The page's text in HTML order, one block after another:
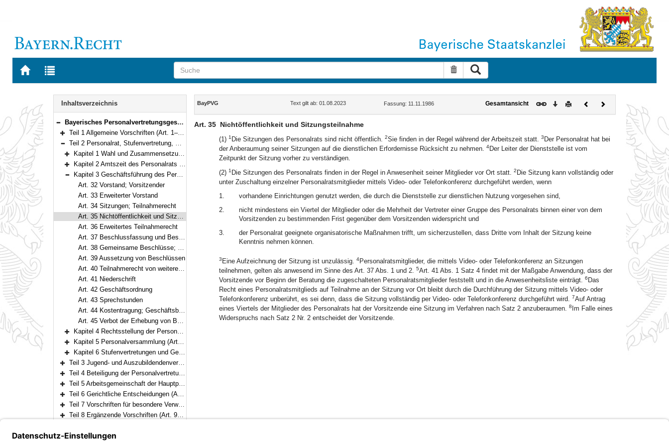
Zur
BAYERN.RECHT
Zur
letzten
Suche zurücksetzen
Navigation
Inhaltsverzeichnis
Bereich reduzieren
Bayerisches Personalvertretungsgesetz (BayPVG) in der Fassung der Bekanntmachung vom 11. November 1986 (GVBl. S. 349) BayRS 2035-1-F (Art. 1–97)
Bereich erweitern
Teil 1 Allgemeine Vorschriften (Art. 1–11)
Bereich reduzieren
Teil 2 Personalrat, Stufenvertretung, Gesamtpersonalrat, Personalversammlung (Art. 12–56)
Bereich erweitern
Kapitel 1 Wahl und Zusammensetzung des Personalrats (Art. 12–25)
Bereich erweitern
Kapitel 2 Amtszeit des Personalrats (Art. 26–31)
Bereich reduzieren
Kapitel 3 Geschäftsführung des Personalrates, Aufgaben der Schwerbehindertenvertretung (Art. 32–45)
Art. 32 Vorstand; Vorsitzender
Art. 33 Erweiterter Vorstand
Art. 34 Sitzungen; Teilnahmerecht
Art. 35 Nichtöffentlichkeit und Sitzungsteilnahme
Art. 36 Erweitertes Teilnahmerecht
Art. 37 Beschlussfassung und Beschlussfähigkeit
Art. 38 Gemeinsame Beschlüsse; Beschlüsse von Gruppen
Art. 39 Aussetzung von Beschlüssen
Art. 40 Teilnahmerecht von weiteren Vertretern; Stimmrecht
Art. 41 Niederschrift
Art. 42 Geschäftsordnung
Art. 43 Sprechstunden
Art. 44 Kostentragung; Geschäftsbedarf; Bekanntmachungen
Art. 45 Verbot der Erhebung von Beiträgen
Bereich erweitern
Kapitel 4 Rechtsstellung der Personalratsmitglieder (Art. 46–47)
Bereich erweitern
Kapitel 5 Personalversammlung (Art. 48–52)
Bereich erweitern
Kapitel 6 Stufenvertretungen und Gesamtpersonalrat (Art. 53–56)
Bereich erweitern
Teil 3 Jugend- und Auszubildendenvertretung (Art. 57–64)
Bereich erweitern
Teil 4 Beteiligung der Personalvertretung (Art. 65–80)
Bereich erweitern
Teil 5 Arbeitsgemeinschaft der Hauptpersonalräte (Art. 81)
Bereich erweitern
Teil 6 Gerichtliche Entscheidungen (Art. 82–83)
Bereich erweitern
Teil 7 Vorschriften für besondere Verwaltungszweige und die Behandlung von Verschlußsachen (Art. 84–93)
Bereich erweitern
Teil 8 Ergänzende Vorschriften (Art. 94–95)
Bereich erweitern
Inhalt
BayPVG Text gilt ab: 01.08.2023 Fassung: 11.11.1986 Gesamtansicht Download
DruckenVorherigesNächstes
Dokument
Art. 35 Nichtöffentlichkeit und Sitzungsteilnahme
(1) 1 Die Sitzungen des Personalrats sind nicht öffentlich. 2Sie finden in der Regel während der Arbeitszeit statt. 3 Der Personalrat hat bei
der Anberaumung seiner Sitzungen auf die dienstlichen Erfordernisse Rücksicht zu nehmen. 4Der Leiter der Dienststelle ist vom
Zeitpunkt der Sitzung vorher zu verständigen.
(2) 1 Die Sitzungen des Personalrats finden in der Regel in Anwesenheit seiner Mitglieder vor Ort statt. 2 Die Sitzung kann vollständig oder
unter Zuschaltung einzelner Personalratsmitglieder mittels Video- oder Telefonkonferenz durchgeführt werden, wenn
1.
vorhandene Einrichtungen genutzt werden, die durch die Dienststelle zur dienstlichen Nutzung vorgesehen sind,
2.
nicht mindestens ein Viertel der Mitglieder oder die Mehrheit der Vertreter einer Gruppe des Personalrats binnen einer von dem
Vorsitzenden zu bestimmenden Frist gegenüber dem Vorsitzenden widerspricht und
3.
der Personalrat geeignete organisatorische Maßnahmen trifft, um sicherzustellen, dass Dritte vom Inhalt der Sitzung keine
Kenntnis nehmen können.
3 Eine Aufzeichnung der Sitzung ist unzulässig. 4Personalratsmitglieder, die mittels Video- oder Telefonkonferenz an Sitzungen
teilnehmen, gelten als anwesend im Sinne des Art. 37 Abs. 1 und 2. 5Art. 41 Abs. 1 Satz 4 findet mit der Maßgabe Anwendung, dass der
Vorsitzende vor Beginn der Beratung die zugeschalteten Personalratsmitglieder feststellt und in die Anwesenheitsliste einträgt. 6 Das
Recht eines Personalratsmitglieds auf Teilnahme an der Sitzung vor Ort bleibt durch die Durchführung der Sitzung mittels Video- oder
Telefonkonferenz unberührt, es sei denn, dass die Sitzung vollständig per Video- oder Telefonkonferenz durchgeführt wird. 7Auf Antrag
eines Viertels der Mitglieder des Personalrats hat der Vorsitzende eine Sitzung im Verfahren nach Satz 2 anzuberaumen. 8 Im Falle eines
Widerspruchs nach Satz 2 Nr. 2 entscheidet der Vorsitzende.